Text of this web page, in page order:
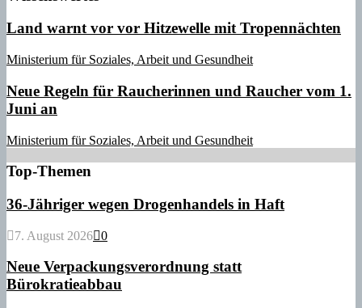
Land warnt vor vor Hitzewelle mit Tropennächten
Ministerium für Soziales, Arbeit und Gesundheit
Neue Regeln für Raucherinnen und Raucher vom 1.
Juni an
Ministerium für Soziales, Arbeit und Gesundheit
Top-Themen
36-Jähriger wegen Drogenhandels in Haft
7. August 2026 0
Neue Verpackungsverordnung statt
Bürokratieabbau